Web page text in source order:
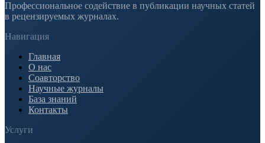
Профессиональное содействие в публикации научных статей
в рецензируемых журналах.
Навигация
Главная
О нас
Соавторство
Научные журналы
База знаний
Контакты
Услуги